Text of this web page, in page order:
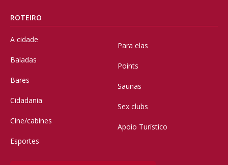
ROTEIRO
A cidade
Baladas
Bares
Cidadania
Cine/cabines
Esportes
Para elas
Points
Saunas
Sex clubs
Apoio Turístico